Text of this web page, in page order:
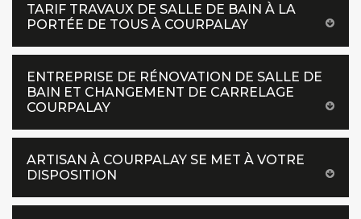
TARIF TRAVAUX DE SALLE DE BAIN À LA
PORTÉE DE TOUS À COURPALAY
ENTREPRISE DE RÉNOVATION DE SALLE DE
BAIN ET CHANGEMENT DE CARRELAGE
COURPALAY
ARTISAN À COURPALAY SE MET À VOTRE
DISPOSITION